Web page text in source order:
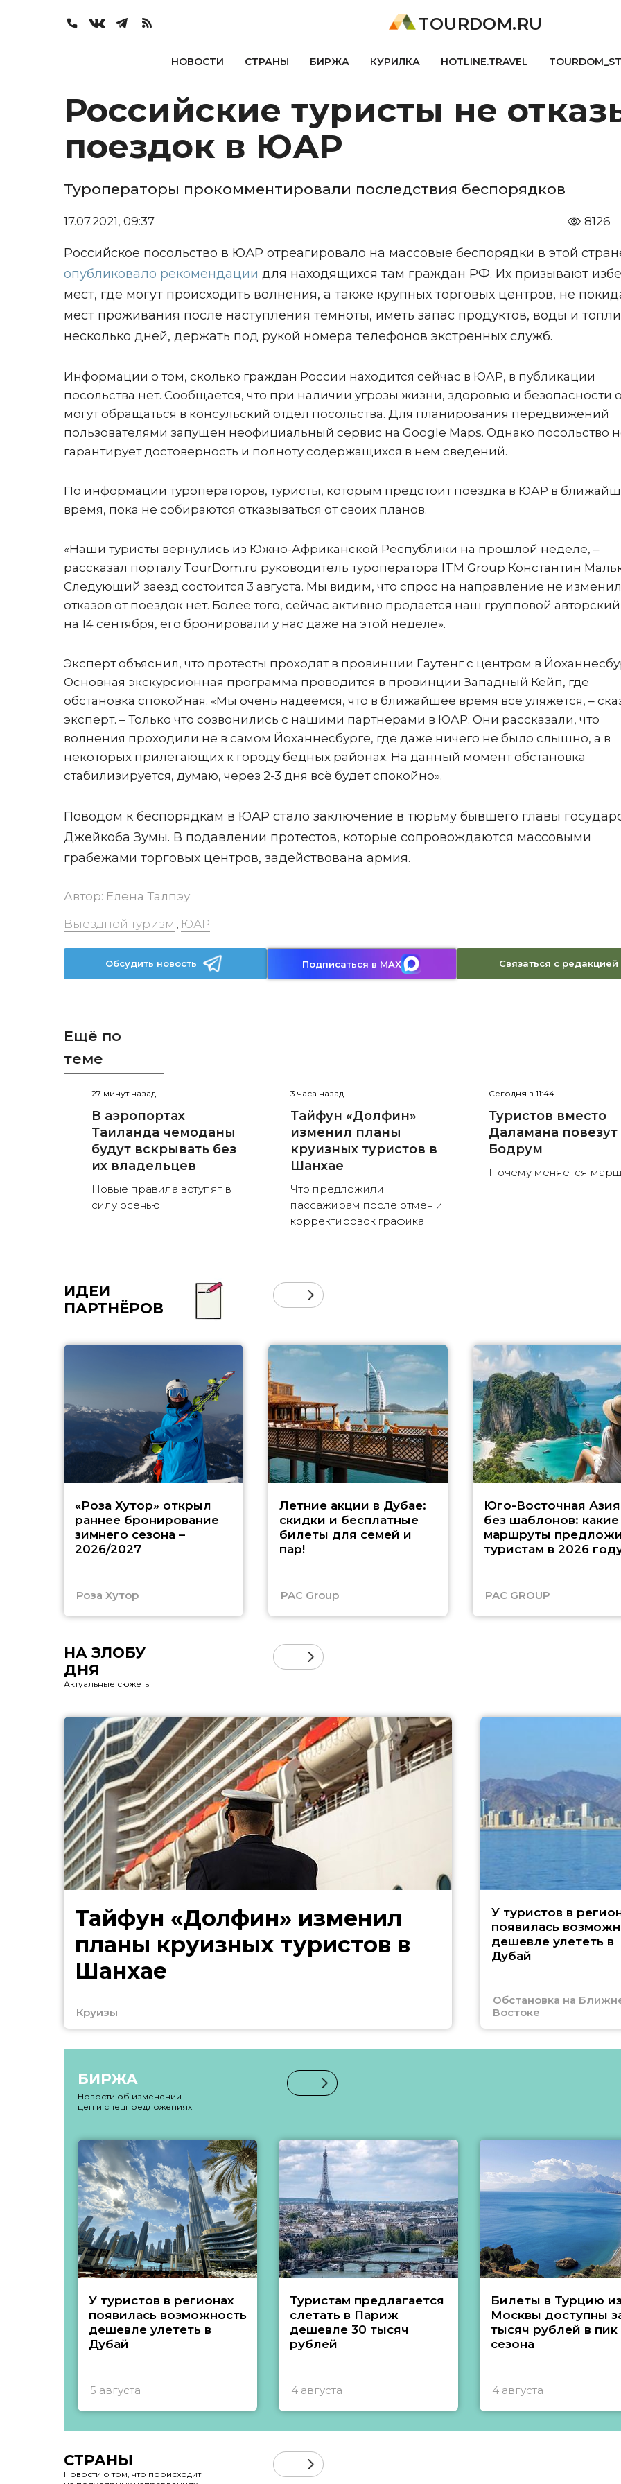
TOURDOM.RU
НОВОСТИ СТРАНЫ БИРЖА КУРИЛКА HOTLINE.TRAVEL
Российские туристы не
поездок в ЮАР
Туроператоры прокомментировали последствия беспорядков
17.07.2021, 09:37 8126
Российское посольство в ЮАР отреагировало на массовые беспорядки в этой
опубликовало рекомендации для находящихся там граждан РФ. Их призывают
мест, где могут происходить волнения, а также крупных торговых центров, не
мест проживания после наступления темноты, иметь запас продуктов, воды и
несколько дней, держать под рукой номера телефонов экстренных служб.
Информации о том, сколько граждан России находится сейчас в ЮАР, в публикации
посольства нет. Сообщается, что при наличии угрозы жизни, здоровью и безопасности
могут обращаться в консульский отдел посольства. Для планирования передвижений
пользователями запущен неофициальный сервис на Google Maps. Однако посольство
гарантирует достоверность и полноту содержащихся в нем сведений.
По информации туроператоров, туристы, которым предстоит поездка в ЮАР в
время, пока не собираются отказываться от своих планов.
«Наши туристы вернулись из Южно-Африканской Республики на прошлой неделе, –
рассказал порталу TourDom.ru руководитель туроператора ITM Group Константин
Следующий заезд состоится 3 августа. Мы видим, что спрос на направление не
отказов от поездок нет. Более того, сейчас активно продается наш групповой авторский
на 14 сентября, его бронировали у нас даже на этой неделе».
Эксперт объяснил, что протесты проходят в провинции Гаутенг с центром в
Основная экскурсионная программа проводится в провинции Западный Кейп, где
обстановка спокойная. «Мы очень надеемся, что в ближайшее время всё уляжется, –
эксперт. – Только что созвонились с нашими партнерами в ЮАР. Они рассказали, что
волнения проходили не в самом Йоханнесбурге, где даже ничего не было слышно, а в
некоторых прилегающих к городу бедных районах. На данный момент обстановка
стабилизируется, думаю, через 2-3 дня всё будет спокойно».
Поводом к беспорядкам в ЮАР стало заключение в тюрьму бывшего главы
Джейкоба Зумы. В подавлении протестов, которые сопровождаются массовыми
грабежами торговых центров, задействована армия.
Автор: Елена Талпэу
Выездной туризм , ЮАР
Обсудить новость Подписаться в MAX Связаться с редакцией
Ещё по
теме
27 минут назад
В аэропортах
Таиланда чемоданы
будут вскрывать без
их владельцев
Новые правила вступят в
силу осенью
3 часа назад
Тайфун «Долфин»
изменил планы
круизных туристов в
Шанхае
Что предложили
пассажирам после отмен и
корректировок графика
Сегодня в 11:44
Туристов вместо
Даламана повезут
Бодрум
Почему меняется
ИДЕИ
ПАРТНЁРОВ
«Роза Хутор» открыл
раннее бронирование
зимнего сезона –
2026/2027
Роза Хутор
Летние акции в Дубае:
скидки и бесплатные
билеты для семей и
пар!
PAC Group
Юго-Восточная Азия
без шаблонов: какие
маршруты
туристам в 2026
PAC GROUP
НА ЗЛОБУ
ДНЯ
Актуальные сюжеты
Тайфун «Долфин» изменил
планы круизных туристов в
Шанхае
Круизы
У туристов в
появилась
дешевле улететь в
Дубай
Обстановка на
Востоке
БИРЖА
Новости об изменении
цен и спецпредложениях
У туристов в регионах
появилась возможность
дешевле улететь в
Дубай
5 августа
Туристам предлагается
слетать в Париж
дешевле 30 тысяч
рублей
4 августа
Билеты в Турцию из
Москвы доступны
тысяч рублей в пик
сезона
4 августа
СТРАНЫ
Новости о том, что происходит